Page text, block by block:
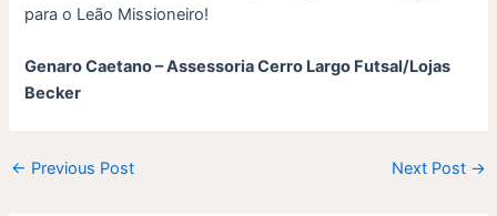
para o Leão Missioneiro!
Genaro Caetano – Assessoria Cerro Largo Futsal/Lojas
Becker
← Previous Post Next Post →